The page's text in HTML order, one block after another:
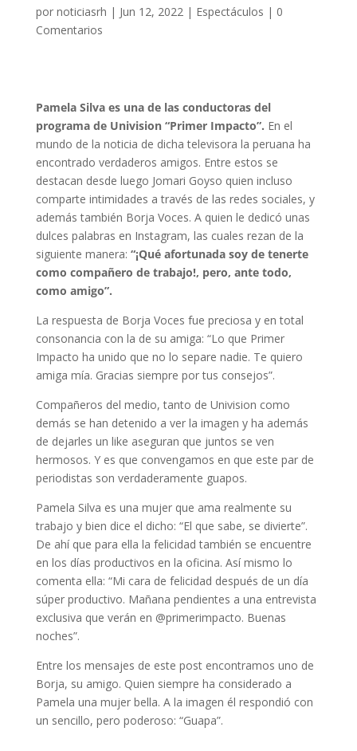
por noticiasrh | Jun 12, 2022| Espectáculos | 0
Comentarios
Pamela Silva es una de las conductoras del
programa de Univision “Primer Impacto”. En el
mundo de la noticia de dicha televisora la peruana ha
encontrado verdaderos amigos. Entre estos se
destacan desde luego Jomari Goyso quien incluso
comparte intimidades a través de las redes sociales, y
además también Borja Voces. A quien le dedicó unas
dulces palabras en Instagram, las cuales rezan de la
siguiente manera: “¡Qué afortunada soy de tenerte
como compañero de trabajo!, pero, ante todo,
como amigo”.
La respuesta de Borja Voces fue preciosa y en total
consonancia con la de su amiga: “Lo que Primer
Impacto ha unido que no lo separe nadie. Te quiero
amiga mía. Gracias siempre por tus consejos”.
Compañeros del medio, tanto de Univision como
demás se han detenido a ver la imagen y ha además
de dejarles un like aseguran que juntos se ven
hermosos. Y es que convengamos en que este par de
periodistas son verdaderamente guapos.
Pamela Silva es una mujer que ama realmente su
trabajo y bien dice el dicho: “El que sabe, se divierte”.
De ahí que para ella la felicidad también se encuentre
en los días productivos en la oficina. Así mismo lo
comenta ella: “Mi cara de felicidad después de un día
súper productivo. Mañana pendientes a una entrevista
exclusiva que verán en @primerimpacto. Buenas
noches”.
Entre los mensajes de este post encontramos uno de
Borja, su amigo. Quien siempre ha considerado a
Pamela una mujer bella. A la imagen él respondió con
un sencillo, pero poderoso: “Guapa”.